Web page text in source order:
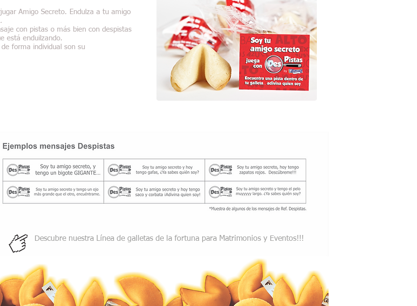
Amigo Secreto. Endulza a tu amigo
con pistas o más bien con despistas
está enduilzando.
forma individual son su
Descubre nuestra Línea de galletas de la fortuna para Matrimonios y Eventos!!!